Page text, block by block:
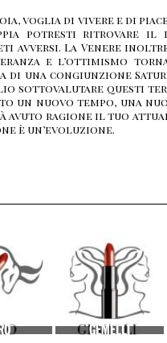
voglia di vivere e di
potresti ritrovare il
avversi. La Venere
e l’ottimismo
di una congiunzione
sottovalutare questi
un nuovo tempo, una
avuto ragione il tuo
è un’evoluzione.
GEMELLI